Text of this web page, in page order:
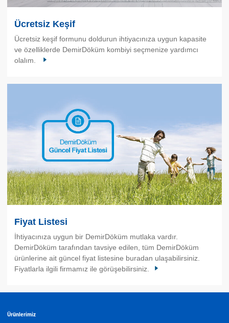
Ücretsiz Keşif
Ücretsiz keşif formunu doldurun ihtiyacınıza uygun kapasite
ve özelliklerde DemirDöküm kombiyi seçmenize yardımcı
olalım.
Fiyat Listesi
İhtiyacınıza uygun bir DemirDöküm mutlaka vardır.
DemirDöküm tarafından tavsiye edilen, tüm DemirDöküm
ürünlerine ait güncel fiyat listesine buradan ulaşabilirsiniz.
Fiyatlarla ilgili firmamız ile görüşebilirsiniz.
Ürünlerimiz